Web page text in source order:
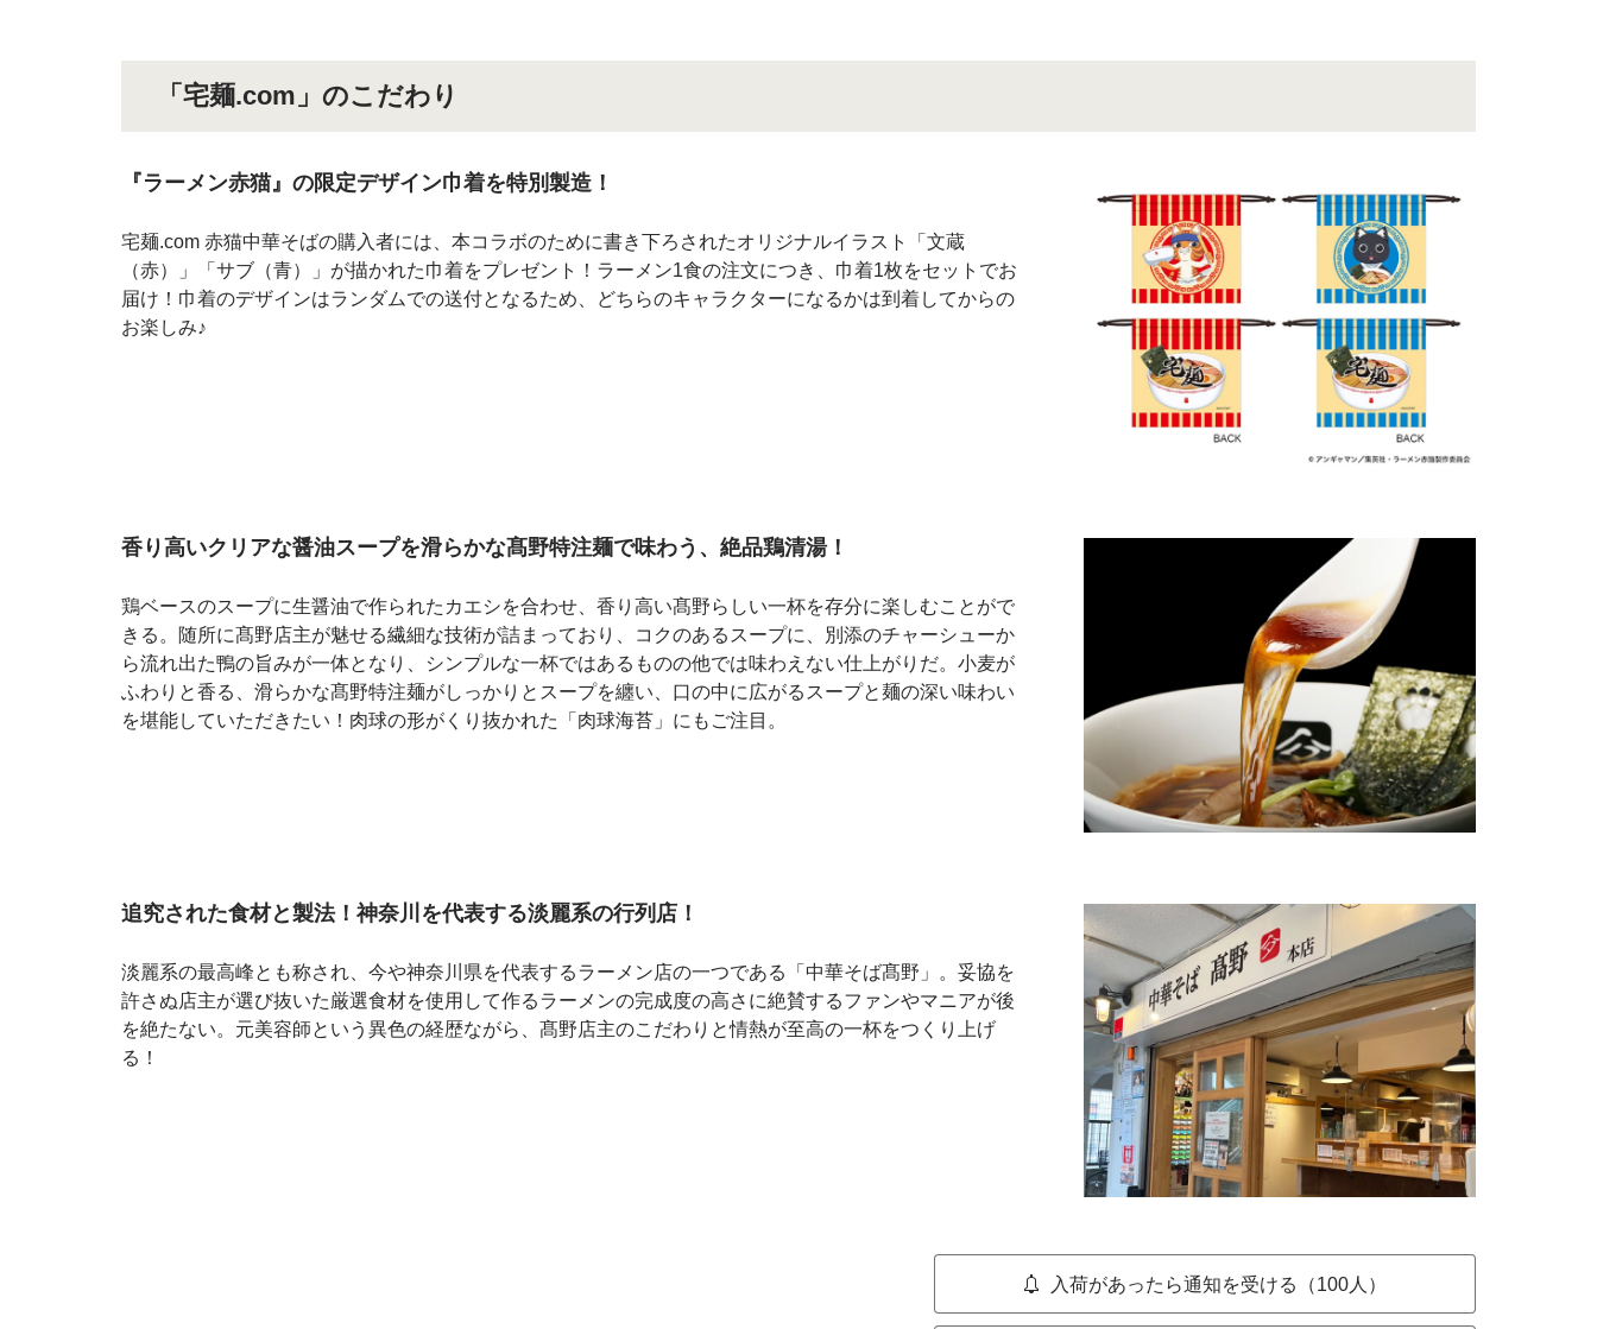
「宅麺.com」のこだわり
『ラーメン赤猫』の限定デザイン巾着を特別製造！
宅麺.com 赤猫中華そばの購入者には、本コラボのために書き下ろされたオリジナルイラスト「文蔵
（赤）」「サブ（青）」が描かれた巾着をプレゼント！ラーメン1食の注文につき、巾着1枚をセットでお
届け！巾着のデザインはランダムでの送付となるため、どちらのキャラクターになるかは到着してからの
お楽しみ♪
香り高いクリアな醤油スープを滑らかな髙野特注麺で味わう、絶品鶏清湯！
鶏ベースのスープに生醤油で作られたカエシを合わせ、香り高い髙野らしい一杯を存分に楽しむことがで
きる。随所に髙野店主が魅せる繊細な技術が詰まっており、コクのあるスープに、別添のチャーシューか
ら流れ出た鴨の旨みが一体となり、シンプルな一杯ではあるものの他では味わえない仕上がりだ。小麦が
ふわりと香る、滑らかな髙野特注麺がしっかりとスープを纏い、口の中に広がるスープと麺の深い味わい
を堪能していただきたい！肉球の形がくり抜かれた「肉球海苔」にもご注目。
追究された食材と製法！神奈川を代表する淡麗系の行列店！
淡麗系の最高峰とも称され、今や神奈川県を代表するラーメン店の一つである「中華そば髙野」。妥協を
許さぬ店主が選び抜いた厳選食材を使用して作るラーメンの完成度の高さに絶賛するファンやマニアが後
を絶たない。元美容師という異色の経歴ながら、髙野店主のこだわりと情熱が至高の一杯をつくり上げ
る！
入荷があったら通知を受ける（100人）